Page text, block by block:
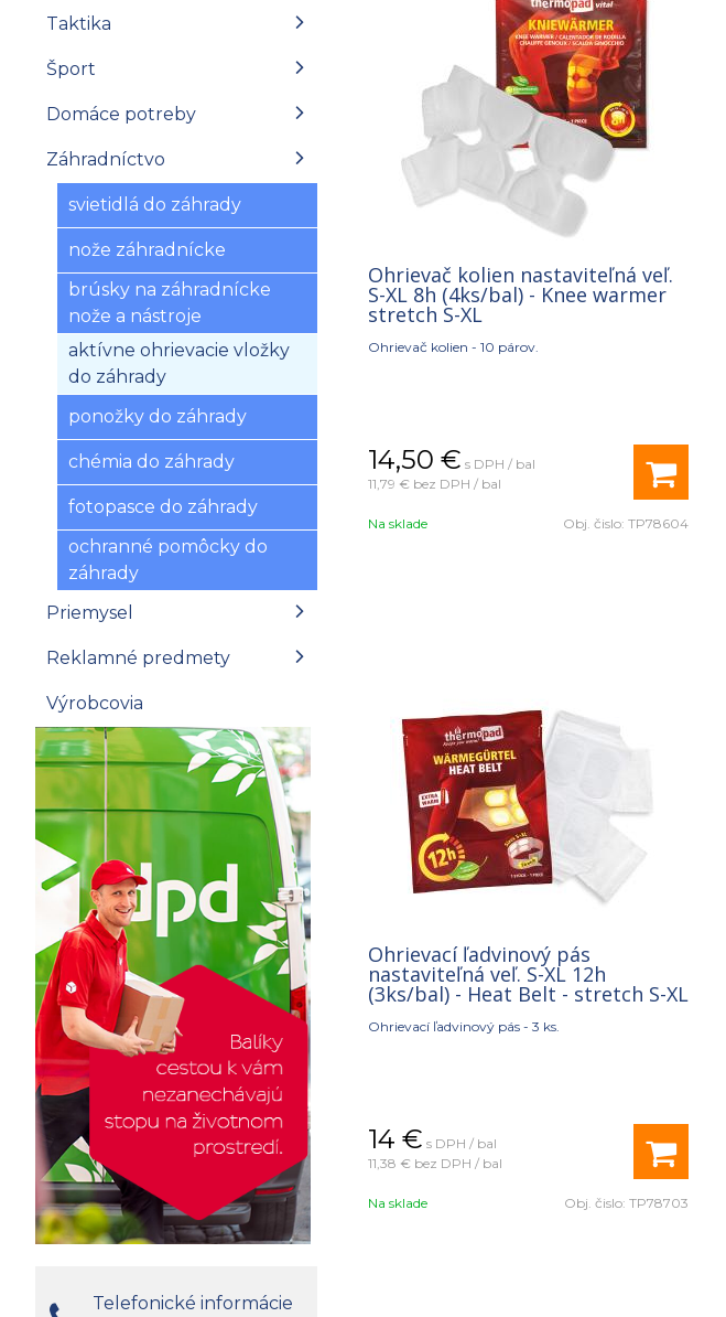
Ohrievač kolien nastaviteľná veľ.
S-XL 8h (4ks/bal) - Knee warmer
stretch S-XL
Ohrievač kolien - 10 párov.
14,50 € s DPH / bal
11,79 € bez DPH / bal
Na sklade Obj. čislo:TP78604
Ohrievací ľadvinový pás
nastaviteľná veľ. S-XL 12h
(3ks/bal) - Heat Belt - stretch S-XL
Ohrievací ľadvinový pás - 3 ks.
14 € s DPH / bal
11,38 € bez DPH / bal
Na sklade Obj. čislo:TP78703
Taktika
Šport
Domáce potreby
Záhradníctvo
svietidlá do záhrady
nože záhradnícke
brúsky na záhradnícke
nože a nástroje
aktívne ohrievacie vložky
do záhrady
ponožky do záhrady
chémia do záhrady
fotopasce do záhrady
ochranné pomôcky do
záhrady
Priemysel
Reklamné predmety
Výrobcovia
Telefonické informácie